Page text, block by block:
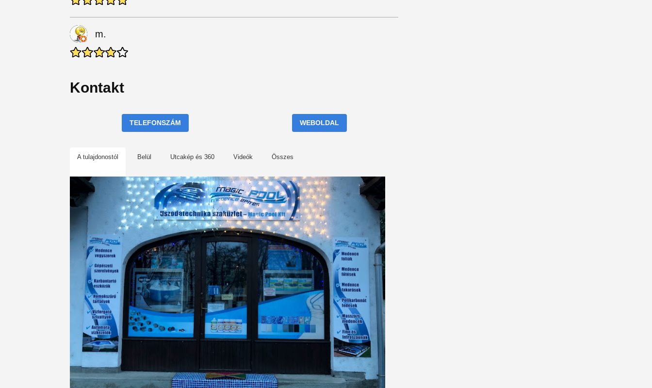
m.
Kontakt
TELEFONSZÁM WEBOLDAL
A tulajdonostól Belül Utcakép és 360 Videók Összes